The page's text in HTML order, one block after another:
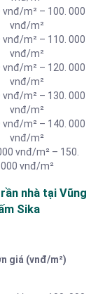
vnđ/m² – 100. 000
vnđ/m²
vnđ/m² – 110. 000
vnđ/m²
vnđ/m² – 120. 000
vnđ/m²
vnđ/m² – 130. 000
vnđ/m²
vnđ/m² – 140. 000
vnđ/m²
vnđ/m² – 150.
000 vnđ/m²
nhà tại Vũng
Sika
giá (vnđ/m²)